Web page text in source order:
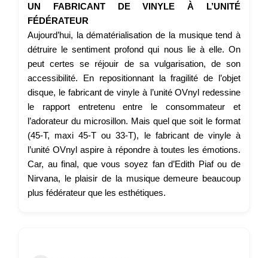
UN FABRICANT DE VINYLE À L’UNITÉ
FÉDÉRATEUR
Aujourd’hui, la dématérialisation de la musique tend à
détruire le sentiment profond qui nous lie à elle. On
peut certes se réjouir de sa vulgarisation, de son
accessibilité. En repositionnant la fragilité de l’objet
disque, le fabricant de vinyle à l’unité OVnyl redessine
le rapport entretenu entre le consommateur et
l’adorateur du microsillon. Mais quel que soit le format
(45-T, maxi 45-T ou 33-T), le fabricant de vinyle à
l’unité OVnyl aspire à répondre à toutes les émotions.
Car, au final, que vous soyez fan d’Edith Piaf ou de
Nirvana, le plaisir de la musique demeure beaucoup
plus fédérateur que les esthétiques.